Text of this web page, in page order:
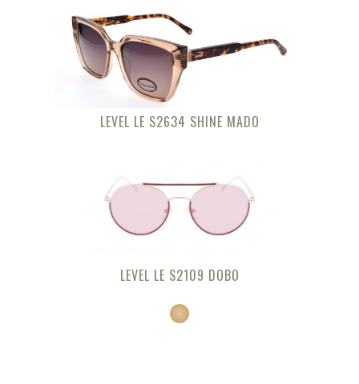
LEVEL LE S2634 SHINE MADO
LEVEL LE S2109 DOBO